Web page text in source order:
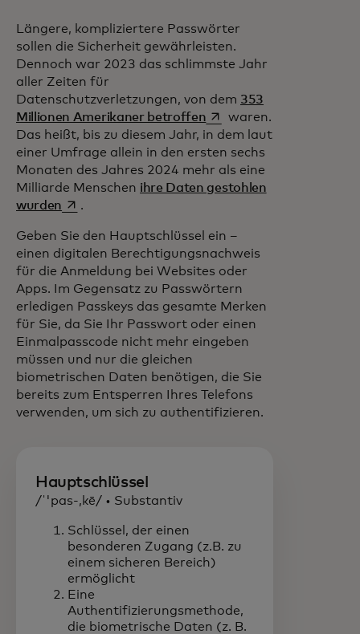
Längere, kompliziertere Passwörter
sollen die Sicherheit gewährleisten.
Dennoch war 2023 das schlimmste Jahr
aller Zeiten für
Datenschutzverletzungen, von dem 353
Millionen Amerikaner betroffenwird in einer neuen
waren.
Das heißt, bis zu diesem Jahr, in dem laut
einer Umfrage allein in den ersten sechs
Monaten des Jahres 2024 mehr als eine
Milliarde Menschen ihre Daten gestohlen
wurden wird in einer neuen Registerkarte geöffnet
.
Geben Sie den Hauptschlüssel ein –
einen digitalen Berechtigungsnachweis
für die Anmeldung bei Websites oder
Apps. Im Gegensatz zu Passwörtern
erledigen Passkeys das gesamte Merken
für Sie, da Sie Ihr Passwort oder einen
Einmalpasscode nicht mehr eingeben
müssen und nur die gleichen
biometrischen Daten benötigen, die Sie
bereits zum Entsperren Ihres Telefons
verwenden, um sich zu authentifizieren.
Hauptschlüssel
/ˈ'pas-,kē/ • Substantiv
Schlüssel, der einen
besonderen Zugang (z.B. zu
einem sicheren Bereich)
ermöglicht
Eine
Authentifizierungsmethode,
die biometrische Daten (z. B.